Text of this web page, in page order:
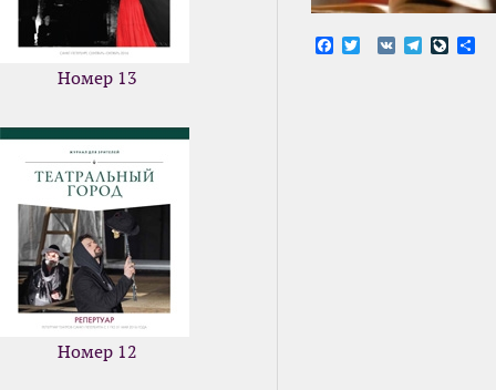
Номер 13
Номер 12
Facebook
Twitter
VK Telegram